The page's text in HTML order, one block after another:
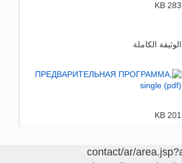
283 KB
الوثيقة الكاملة
201 KB